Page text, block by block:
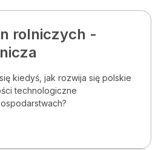
rolniczych -
kiedyś, jak rozwija się polskie
technologiczne